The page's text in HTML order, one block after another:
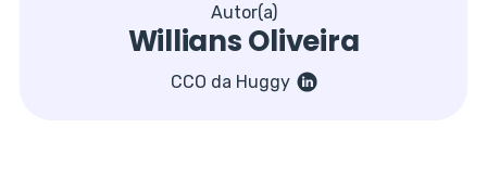
Autor(a)
Willians Oliveira
CCO da Huggy